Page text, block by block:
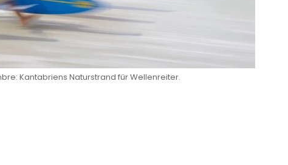
Kantabriens Naturstrand für Wellenreiter.